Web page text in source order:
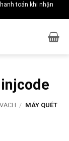
toán khi nhận
/ MÁY QUÉT